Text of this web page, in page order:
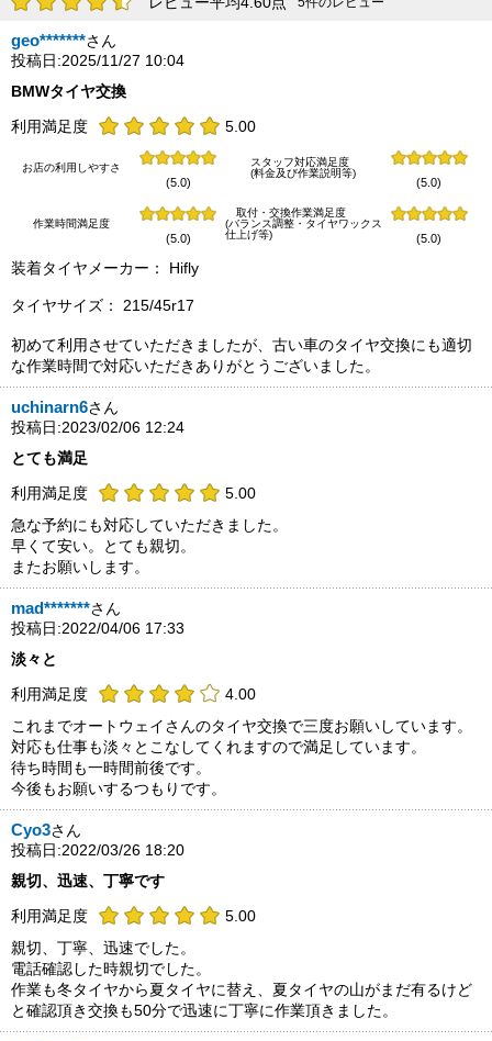
geo*******さん
投稿日:2025/11/27 10:04
BMWタイヤ交換
利用満足度
5.00
お店の利用しやすさ
(5.0)
スタッフ対応満足度
(料金及び作業説明等)
(5.0)
作業時間満足度
(5.0)
取付・交換作業満足度
(バランス調整・タイヤワックス
仕上げ等)
(5.0)
装着タイヤメーカー： Hifly
タイヤサイズ： 215/45r17
初めて利用させていただきましたが、古い車のタイヤ交換にも適切
な作業時間で対応いただきありがとうございました。
uchinarn6さん
投稿日:2023/02/06 12:24
とても満足
利用満足度
5.00
急な予約にも対応していただきました。
早くて安い。とても親切。
またお願いします。
mad*******さん
投稿日:2022/04/06 17:33
淡々と
利用満足度
4.00
これまでオートウェイさんのタイヤ交換で三度お願いしています。
対応も仕事も淡々とこなしてくれますので満足しています。
待ち時間も一時間前後です。
今後もお願いするつもりです。
Cyo3さん
投稿日:2022/03/26 18:20
親切、迅速、丁寧です
利用満足度
5.00
親切、丁寧、迅速でした。
電話確認した時親切でした。
作業も冬タイヤから夏タイヤに替え、夏タイヤの山がまだ有るけど
と確認頂き交換も50分で迅速に丁寧に作業頂きました。